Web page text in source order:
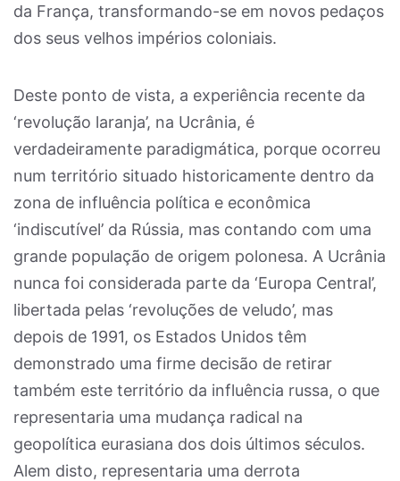
da França, transformando-se em novos pedaços
dos seus velhos impérios coloniais.
Deste ponto de vista, a experiência recente da
‘revolução laranja’, na Ucrânia, é
verdadeiramente paradigmática, porque ocorreu
num território situado historicamente dentro da
zona de influência política e econômica
‘indiscutível’ da Rússia, mas contando com uma
grande população de origem polonesa. A Ucrânia
nunca foi considerada parte da ‘Europa Central’,
libertada pelas ‘revoluções de veludo’, mas
depois de 1991, os Estados Unidos têm
demonstrado uma firme decisão de retirar
também este território da influência russa, o que
representaria uma mudança radical na
geopolítica eurasiana dos dois últimos séculos.
Alem disto, representaria uma derrota